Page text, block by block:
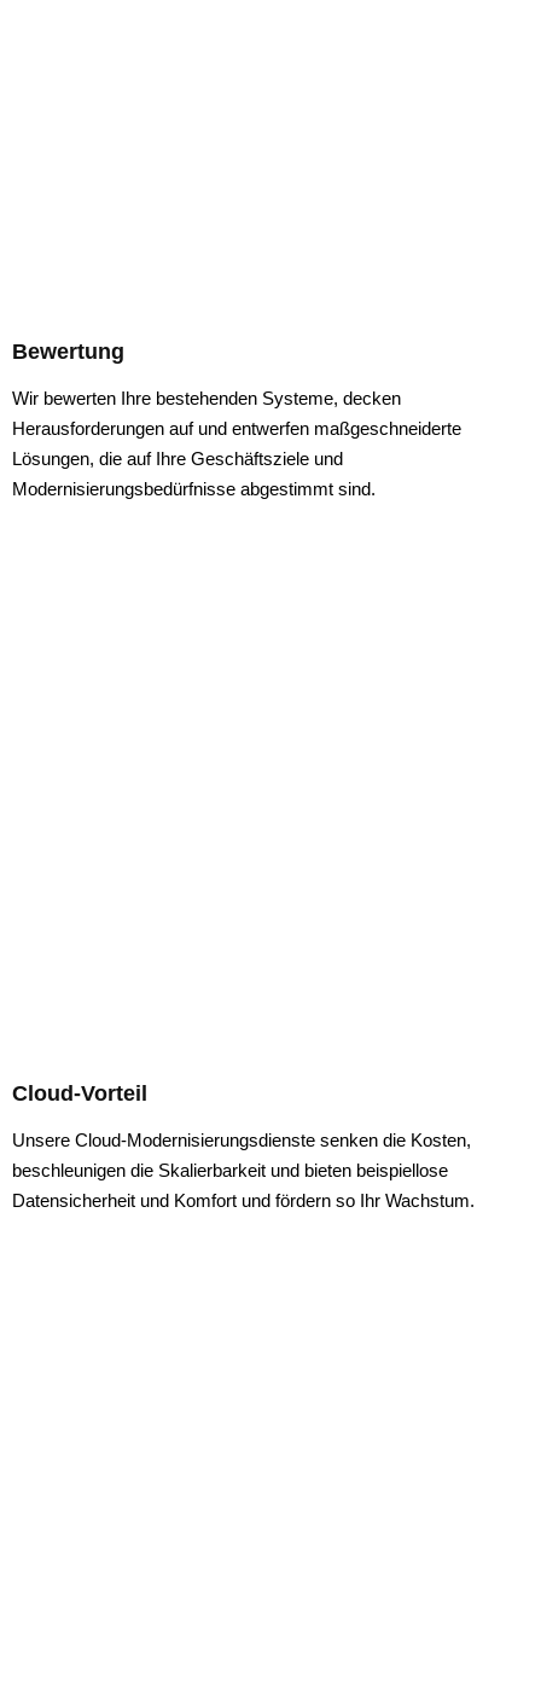
Bewertung
Wir bewerten Ihre bestehenden Systeme, decken
Herausforderungen auf und entwerfen maßgeschneiderte
Lösungen, die auf Ihre Geschäftsziele und
Modernisierungsbedürfnisse abgestimmt sind.
Cloud-Vorteil
Unsere Cloud-Modernisierungsdienste senken die Kosten,
beschleunigen die Skalierbarkeit und bieten beispiellose
Datensicherheit und Komfort und fördern so Ihr Wachstum.